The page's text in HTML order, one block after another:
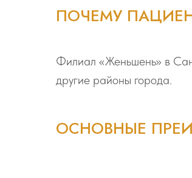
ПОЧЕМУ
Филиал «Женьшень» в
другие районы города.
ОСНОВНЫЕ